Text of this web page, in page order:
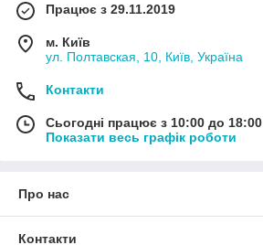
Працює з 29.11.2019
м. Київ
ул. Полтавская, 10, Київ, Україна
Контакти
Сьогодні працює з 10:00 до 18:00
Показати весь графік роботи
Про нас
Контакти